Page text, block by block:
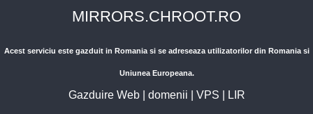
MIRRORS.CHROOT.RO
Acest serviciu este gazduit in Romania si se adreseaza utilizatorilor din Romania si
Uniunea Europeana.
Gazduire Web| domenii VPS LIR